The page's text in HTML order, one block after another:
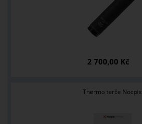
2 700,00 Kč
Thermo terče Nocpix